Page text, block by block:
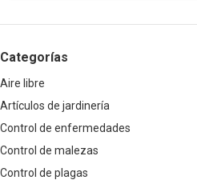
Categorías
Aire libre
Artículos de jardinería
Control de enfermedades
Control de malezas
Control de plagas